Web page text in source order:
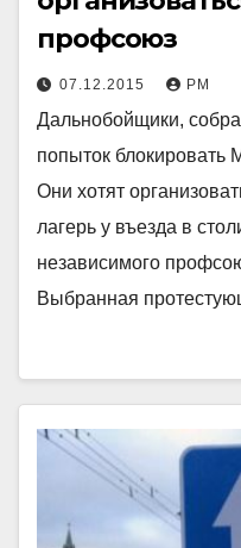
профсоюз
07.12.2015 РМ
Дальнобойщики,
попыток блокировать
Они хотят
лагерь у въезда в
независимого
Выбранная